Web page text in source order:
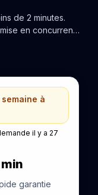
de 2 minutes.
en concurrence
à
il y a 27
garantie